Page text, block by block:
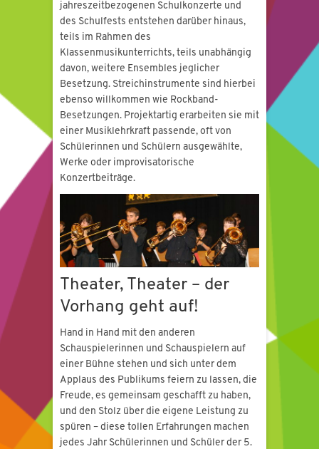
jahreszeitbezogenen Schulkonzerte und
des Schulfests entstehen darüber hinaus,
teils im Rahmen des
Klassenmusikunterrichts, teils unabhängig
davon, weitere Ensembles jeglicher
Besetzung. Streichinstrumente sind hierbei
ebenso willkommen wie Rockband-
Besetzungen. Projektartig erarbeiten sie mit
einer Musiklehrkraft passende, oft von
Schülerinnen und Schülern ausgewählte,
Werke oder improvisatorische
Konzertbeiträge.
Theater, Theater – der
Vorhang geht auf!
Hand in Hand mit den anderen
Schauspielerinnen und Schauspielern auf
einer Bühne stehen und sich unter dem
Applaus des Publikums feiern zu lassen, die
Freude, es gemeinsam geschafft zu haben,
und den Stolz über die eigene Leistung zu
spüren – diese tollen Erfahrungen machen
jedes Jahr Schülerinnen und Schüler der 5.